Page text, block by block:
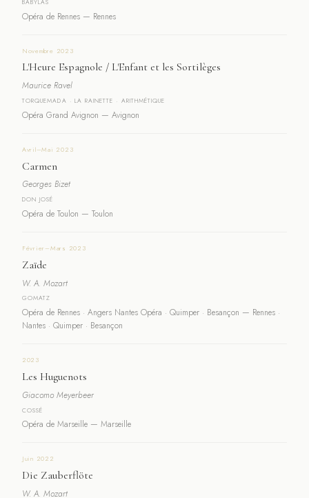
BABYLAS
Opéra de Rennes — Rennes
Novembre 2023
L'Heure Espagnole / L'Enfant et les Sortilèges
Maurice Ravel
TORQUEMADA · LA RAINETTE · ARITHMÉTIQUE
Opéra Grand Avignon — Avignon
Avril–Mai 2023
Carmen
Georges Bizet
DON JOSÉ
Opéra de Toulon — Toulon
Février–Mars 2023
Zaïde
W. A. Mozart
GOMATZ
Opéra de Rennes · Angers Nantes Opéra · Quimper · Besançon — Rennes ·
Nantes · Quimper · Besançon
2023
Les Huguenots
Giacomo Meyerbeer
COSSÉ
Opéra de Marseille — Marseille
Juin 2022
Die Zauberflöte
W. A. Mozart